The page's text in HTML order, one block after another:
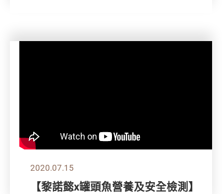
2020.07.15
【黎諾懿x罐頭魚營養及安全檢測】